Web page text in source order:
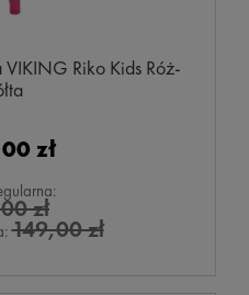
Riko Kids Róż-
zł
zł
149,00 zł